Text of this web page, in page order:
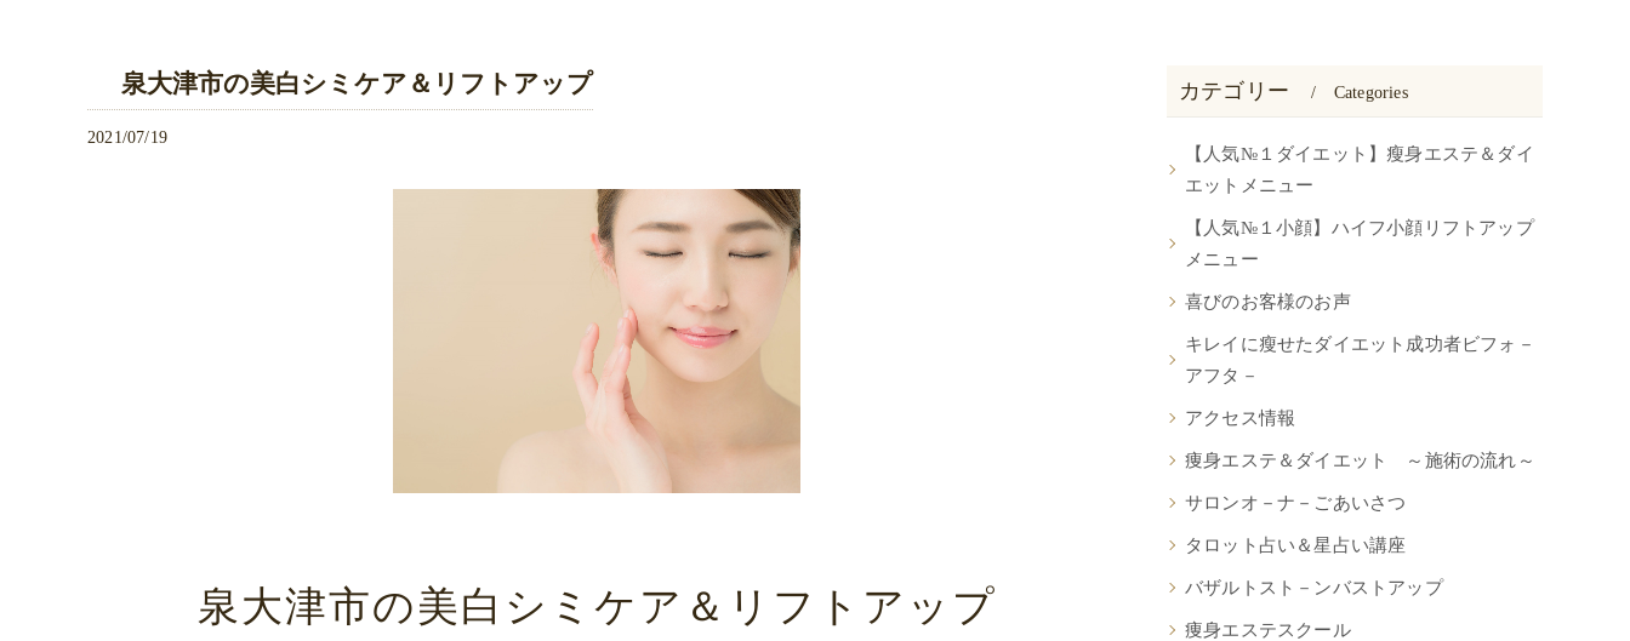
泉大津市の美白シミケア＆リフトアップ
2021/07/19
泉大津市の美白シミケア＆リフトアップ
カテゴリー Categories
【人気№１ダイエット】瘦身エステ＆ダイ
エットメニュー
【人気№１小顔】ハイフ小顔リフトアップ
メニュー
喜びのお客様のお声
キレイに瘦せたダイエット成功者ビフォ－
アフタ－
アクセス情報
痩身エステ＆ダイエット ～施術の流れ～
サロンオ－ナ－ごあいさつ
タロット占い＆星占い講座
バザルトスト－ンバストアップ
痩身エステスクール